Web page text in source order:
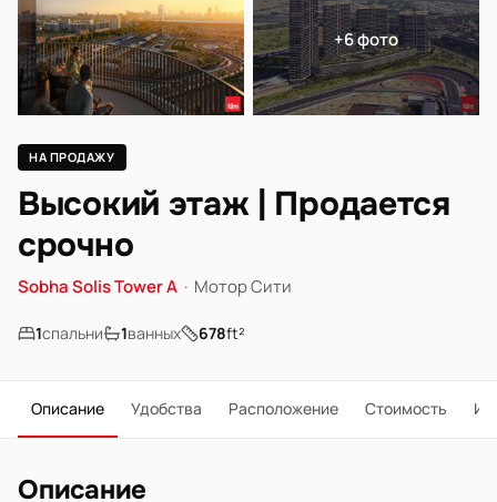
+6 фото
НА ПРОДАЖУ
Высокий этаж | Продается
срочно
Sobha Solis Tower A · Мотор Сити
1спальни 1ванных 678ft²
Описание Удобства Расположение Стоимость
Описание